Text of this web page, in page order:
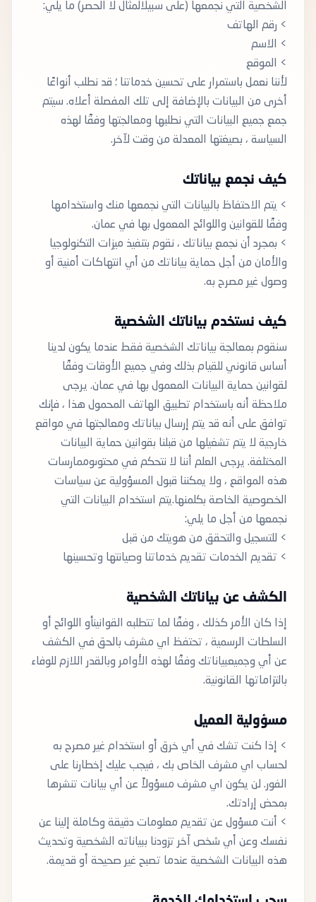
الشخصية التي نجمعها (على سبيلالمثال لا الحصر) ما يلي:
> رقم الهاتف
> الاسم
> الموقع
لأننا نعمل باستمرار على تحسين خدماتنا ؛ قد نطلب أنواعًا
أخرى من البيانات بالإضافة إلى تلك المفصلة أعلاه. سيتم
جمع جميع البيانات التي نطلبها ومعالجتها وفقًا لهذه
السياسة ، بصيغتها المعدلة من وقت لآخر.
كيف نجمع بياناتك
> يتم الاحتفاظ بالبيانات التي نجمعها منك واستخدامها
وفقًا للقوانين واللوائح المعمول بها في عمان.
> بمجرد أن نجمع بياناتك ، نقوم بتنفيذ ميزات التكنولوجيا
والأمان من أجل حماية بياناتك من أي انتهاكات أمنية أو
وصول غير مصرح به.
كيف نستخدم بياناتك الشخصية
سنقوم بمعالجة بياناتك الشخصية فقط عندما يكون لدينا
أساس قانوني للقيام بذلك وفي جميع الأوقات وفقًا
لقوانين حماية البيانات المعمول بها في عمان. يرجى
ملاحظة أنه باستخدام تطبيق الهاتف المحمول هذا ، فإنك
توافق على أنه قد يتم إرسال بياناتك ومعالجتها في مواقع
خارجية لا يتم تشغيلها من قبلنا بقوانين حماية البيانات
المختلفة. يرجى العلم أننا لا نتحكم في محتوىوممارسات
هذه المواقع ، ولا يمكننا قبول المسؤولية عن سياسات
الخصوصية الخاصة بكلمنها.يتم استخدام البيانات التي
نجمعها من أجل ما يلي:
> للتسجيل والتحقق من هويتك من قبل
> تقديم الخدمات تقديم خدماتنا وصيانتها وتحسينها
الكشف عن بياناتك الشخصية
إذا كان الأمر كذلك ، وفقًا لما تتطلبه القوانينأو اللوائح أو
السلطات الرسمية ، تحتفظ اي مشرف بالحق في الكشف
عن أي وجميعبياناتك وفقًا لهذه الأوامر وبالقدر اللازم للوفاء
بالتزاماتها القانونية.
مسؤولية العميل
> إذا كنت تشك في أي خرق أو استخدام غير مصرح به
لحساب اي مشرف الخاص بك ، فيجب عليك إخطارنا على
الفور. لن يكون اي مشرف مسؤولاً عن أي بيانات تنشرها
بمحض إرادتك.
> أنت مسؤول عن تقديم معلومات دقيقة وكاملة إلينا عن
نفسك وعن أي شخص آخر تزودنا ببياناته الشخصية وتحديث
هذه البيانات الشخصية عندما تصبح غير صحيحة أو قديمة.